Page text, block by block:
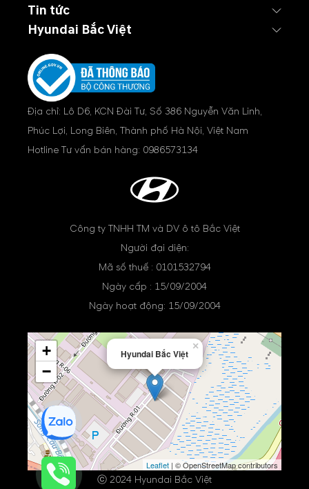
Tin tức
Hyundai Bắc Việt
Địa chỉ: Lô D6, KCN Đài Tư, Số 386 Nguyễn Văn Linh,
Phúc Lợi, Long Biên, Thành phố Hà Nội, Việt Nam
Hotline Tư vấn bán hàng: 0986573134
Công ty TNHH TM và DV ô tô Bắc Việt
Người đại diện:
Mã số thuế : 0101532794
Ngày cấp : 15/09/2004
Ngày hoạt động: 15/09/2004
Hyundai Bắc Việt
×
+
−
Leaflet | © OpenStreetMap contributors
ⓒ 2024 Hyundai Bắc Việt